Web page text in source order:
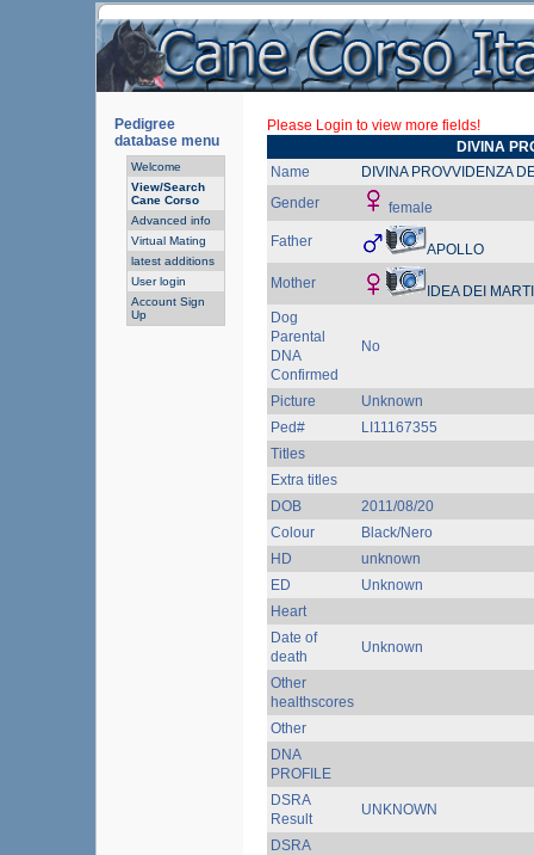
Pedigree
database menu
Welcome
View/Search
Cane Corso
Advanced info
Virtual Mating
latest additions
User login
Account Sign
Up
Please Login to view more fields!
DIVINA
Name
DIVINA PROVVIDENZA
Gender
female
Father
APOLLO
Mother
IDEA DEI
Dog
Parental
DNA
Confirmed
No
Picture
Unknown
Ped#
LI11167355
Titles
Extra titles
DOB
2011/08/20
Colour
Black/Nero
HD
unknown
ED
Unknown
Heart
Date of
death
Unknown
Other
healthscores
Other
DNA
PROFILE
DSRA
Result
UNKNOWN
DSRA